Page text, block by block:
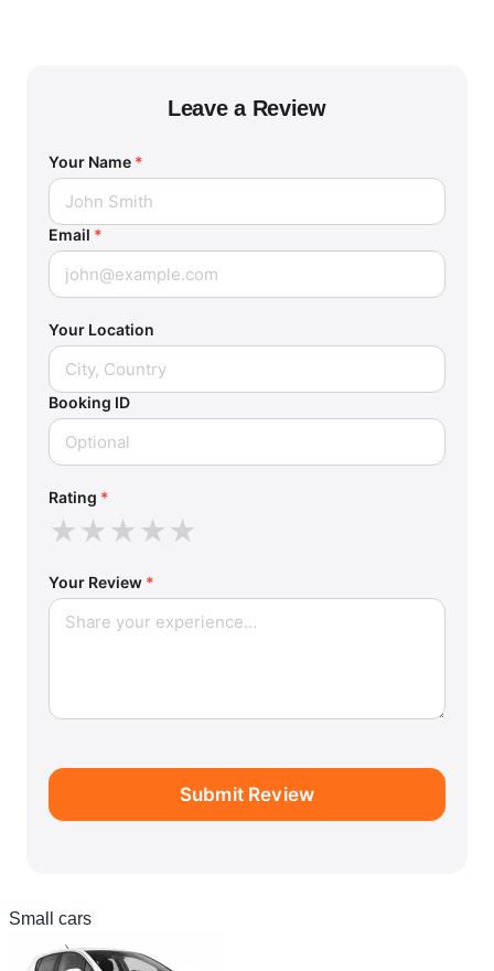
Leave a Review
Your Name *
Email *
Your Location
Booking ID
Rating *
★★★★★
Your Review *
Submit Review
Small cars